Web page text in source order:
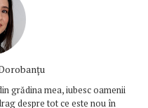
grădina mea, iubesc oamenii
despre tot ce este nou în